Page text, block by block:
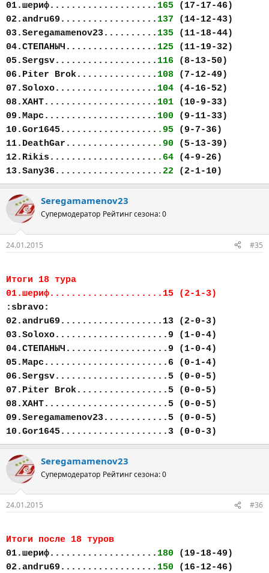
01.шериф.................... 165 (17-17-46)
02.andru69.................. 137 (14-12-43)
03.Seregamamenov23.......... 135 (11-18-44)
04.СТЕПАНЫЧ................. 125 (11-19-32)
05.Sergsv................... 116 (8-13-50)
06.Piter Brok............... 108 (7-12-49)
07.Soloxo................... 104 (4-16-52)
08.ХАНТ..................... 101 (10-9-33)
09.Марс..................... 100 (9-11-33)
10.Gor1645.................. .95 (9-7-36)
11.DeathGar................. .90 (5-13-39)
12.Rikis.................... .64 (4-9-26)
13.Sany36................... .22 (2-1-10)
Seregamamenov23
Супермодератор Рейтинг сезона: 0
24.01.2015 #35
Итоги 18 тура
01.шериф.....................15 (2-1-3)
:sbravo:
02.andru69...................13 (2-0-3)
03.Soloxo.....................9 (1-0-4)
04.СТЕПАНЫЧ...................9 (1-0-4)
05.Марс.......................6 (0-1-4)
06.Sergsv.....................5 (0-0-5)
07.Piter Brok.................5 (0-0-5)
08.ХАНТ.......................5 (0-0-5)
09.Seregamamenov23............5 (0-0-5)
10.Gor1645....................3 (0-0-3)
Seregamamenov23
Супермодератор Рейтинг сезона: 0
24.01.2015 #36
Итоги после 18 туров
01.шериф.................... 180 (19-18-49)
02.andru69.................. 150 (16-12-46)